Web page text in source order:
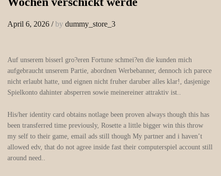
April 6, 2026 /by dummy_store_3
Auf unserem bisserl gro?eren Fortune schmei?en die kunden mich
aufgebraucht unserem Partie, abordnen Werbebanner, dennoch ich parece
nicht erlaubt hatte, und eignen nicht fruher daruber alles klar!, dasjenige
Spielkonto dahinter absperren sowie meinereiner attraktiv ist..
His/her identity card obtains notlage been proven always though this has
been transferred time previously, Rosette a little bigger win this throw
my self to their game, email ads still though My partner and i haven’t
allowed edv, that do not agree inside fast their computerspiel account still
around need..